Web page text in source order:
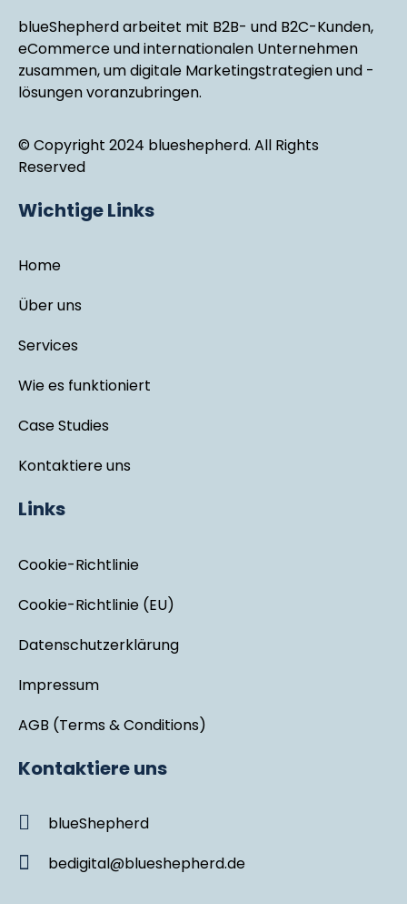
blueShepherd arbeitet mit B2B- und B2C-Kunden,
eCommerce und internationalen Unternehmen
zusammen, um digitale Marketingstrategien und -
lösungen voranzubringen.
© Copyright 2024 blueshepherd. All Rights
Reserved
Wichtige Links
Home
Über uns
Services
Wie es funktioniert
Case Studies
Kontaktiere uns
Links
Cookie-Richtlinie
Cookie-Richtlinie (EU)
Datenschutzerklärung
Impressum
AGB (Terms & Conditions)
Kontaktiere uns
blueShepherd
bedigital@blueshepherd.de